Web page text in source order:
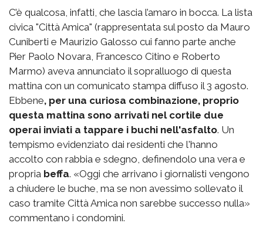
C’è qualcosa, infatti, che lascia l’amaro in bocca. La lista
civica "Città Amica" (rappresentata sul posto da Mauro
Cuniberti e Maurizio Galosso cui fanno parte anche
Pier Paolo Novara, Francesco Citino e Roberto
Marmo) aveva annunciato il sopralluogo di questa
mattina con un comunicato stampa diffuso il 3 agosto.
Ebbene, per una curiosa combinazione, proprio
questa mattina sono arrivati nel cortile due
operai inviati a tappare i buchi nell'asfalto. Un
tempismo evidenziato dai residenti che l'hanno
accolto con rabbia e sdegno, definendolo una vera e
propria beffa. «Oggi che arrivano i giornalisti vengono
a chiudere le buche, ma se non avessimo sollevato il
caso tramite Città Amica non sarebbe successo nulla»
commentano i condomini.